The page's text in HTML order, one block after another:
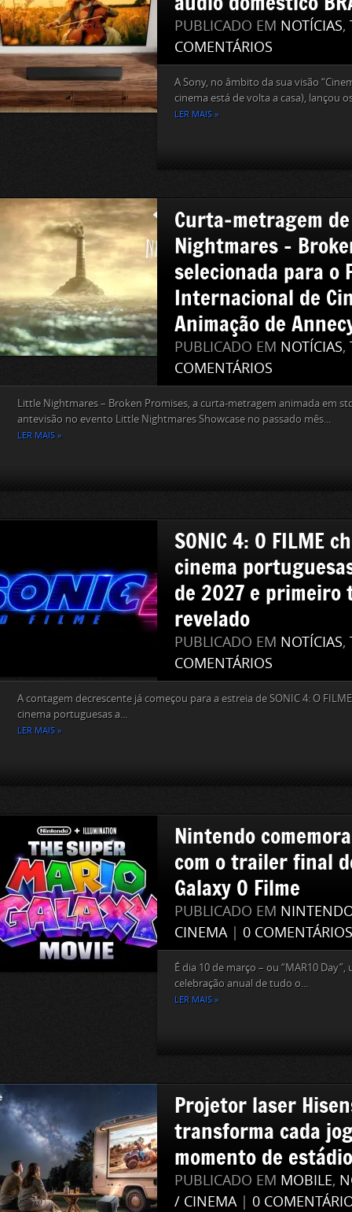
PUBLICADO EM NOTÍCIAS,
COMENTÁRIOS
A Sony, no âmbito da sua visão
cinema está de volta a casa), lançou
LER MAIS »
Curta‑metragem
Nightmares –
selecionada para o
Internacional de
Animação de
PUBLICADO EM NOTÍCIAS,
COMENTÁRIOS
Little Nightmares – Broken Promises, a curta‑metragem animada em
antevisão no evento Little Nightmares Showcase no passado mês...
LER MAIS »
SONIC 4: O FILME
cinema
de 2027 e
revelado
PUBLICADO EM NOTÍCIAS,
COMENTÁRIOS
A contagem decrescente já começou para a estreia de SONIC 4: O
cinema portuguesas a...
LER MAIS »
Nintendo
com o trailer final
Galaxy O Filme
PUBLICADO EM
CINEMA| 0 COMENTÁRIOS
É dia 10 de março – ou “MAR10
celebração anual de tudo o...
LER MAIS »
Projetor laser
transforma cada
momento de estádio
PUBLICADO EM MOBILE,
/ CINEMA| 0